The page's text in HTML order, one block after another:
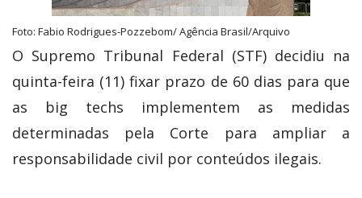
Foto: Fabio Rodrigues-Pozzebom/ Agência Brasil/Arquivo
O Supremo Tribunal Federal (STF) decidiu na
quinta-feira (11) fixar prazo de 60 dias para que
as big techs implementem as medidas
determinadas pela Corte para ampliar a
responsabilidade civil por conteúdos ilegais.